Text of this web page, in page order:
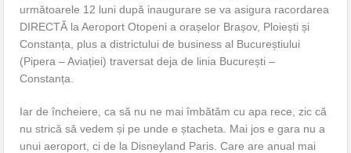
următoarele 12 luni după inaugurare se va asigura racordarea
DIRECTĂ la Aeroport Otopeni a orașelor Brașov, Ploiești și
Constanța, plus a districtului de business al Bucureștiului
(Pipera – Aviației) traversat deja de linia București –
Constanța.
Iar de încheiere, ca să nu ne mai îmbătăm cu apa rece, zic că
nu strică să vedem și pe unde e ștacheta. Mai jos e gara nu a
unui aeroport, ci de la Disneyland Paris. Care are anual mai